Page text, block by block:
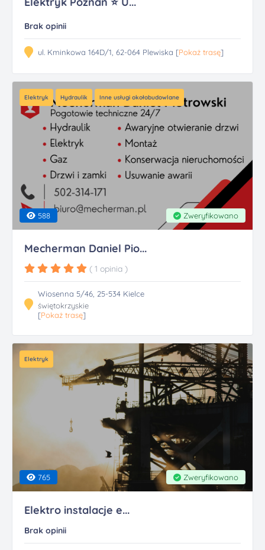
Brak opinii
ul. Kminkowa 164D/1, 62-064 Plewiska [Pokaż trasę]
Elektryk Hydraulik Inne usługi okołobudowlane
Zweryfikowano
588
Mecherman Daniel Pio...
( 1 opinia )
Wiosenna 5/46, 25-534 Kielce
świętokrzyskie
[Pokaż trasę]
Elektryk
Zweryfikowano
765
Elektro instalacje e...
Brak opinii